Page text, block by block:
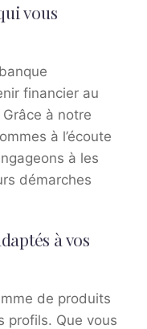
vous
financier au
à notre
à l’écoute
à les
démarches
à vos
de produits
profils. Que vous